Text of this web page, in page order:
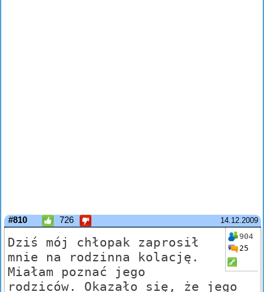
14.12.2009
#810 726
904
25
Dziś mój chłopak zaprosił
mnie na rodzinna kolację.
Miałam poznać jego
rodziców. Okazało się, że jego